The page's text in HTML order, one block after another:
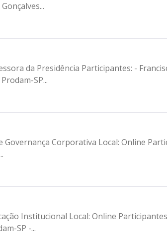
da Presidência Participantes: -
SP...
Governança Corporativa Local: Online
Institucional Local: Online
SP -...